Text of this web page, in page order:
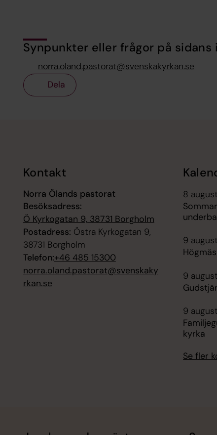
Synpunkter eller frågor på sidans
norra.oland.pastorat@svenskakyrkan.se
Dela
Kontakt
Norra Ölands pastorat
Besöksadress:
Ö Kyrkogatan 9, 38731 Borgholm
Postadress: Östra Kyrkogatan 9,
38731 Borgholm
Telefon:+46 485 15300
norra.oland.pastorat@svenskaky
rkan.se
8
9
9
9
kyrka
Se fler